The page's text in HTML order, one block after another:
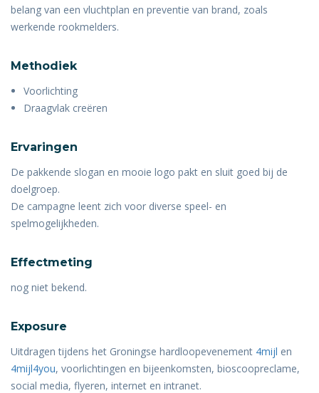
belang van een vluchtplan en preventie van brand, zoals
werkende rookmelders.
Methodiek
Voorlichting
Draagvlak creëren
Ervaringen
De pakkende slogan en mooie logo pakt en sluit goed bij de
doelgroep.
De campagne leent zich voor diverse speel- en
spelmogelijkheden.
Effectmeting
nog niet bekend.
Exposure
Uitdragen tijdens het Groningse hardloopevenement 4mijl en
4mijl4you, voorlichtingen en bijeenkomsten, bioscoopreclame,
social media, flyeren, internet en intranet.